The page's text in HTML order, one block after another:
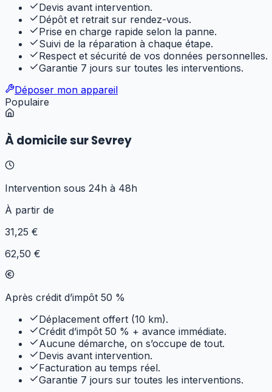
Devis avant intervention.
Dépôt et retrait sur rendez-vous.
Prise en charge rapide selon la panne.
Suivi de la réparation à chaque étape.
Respect et sécurité de vos données personnelles.
Garantie 7 jours sur toutes les interventions.
Déposer mon appareil
Populaire
À domicile sur Sevrey
Intervention sous 24h à 48h
À partir de
31,25 €
62,50 €
Après crédit d’impôt 50 %
Déplacement offert (10 km).
Crédit d’impôt 50 % + avance immédiate.
Aucune démarche, on s’occupe de tout.
Devis avant intervention.
Facturation au temps réel.
Garantie 7 jours sur toutes les interventions.